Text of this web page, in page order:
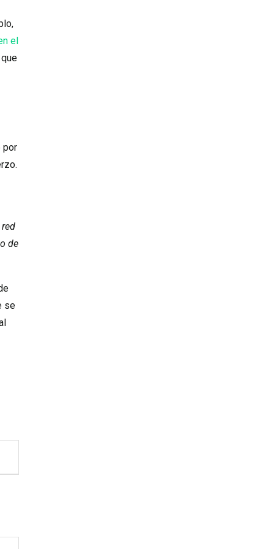
el
por
de
se